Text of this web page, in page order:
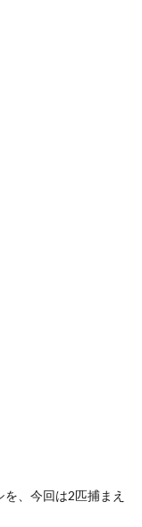
、今回は2匹捕まえ